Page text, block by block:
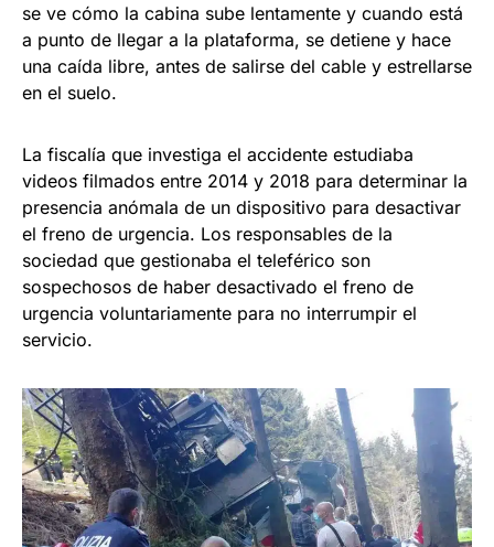
se ve cómo la cabina sube lentamente y cuando está
a punto de llegar a la plataforma, se detiene y hace
una caída libre, antes de salirse del cable y estrellarse
en el suelo.
La fiscalía que investiga el accidente estudiaba
videos filmados entre 2014 y 2018 para determinar la
presencia anómala de un dispositivo para desactivar
el freno de urgencia. Los responsables de la
sociedad que gestionaba el teleférico son
sospechosos de haber desactivado el freno de
urgencia voluntariamente para no interrumpir el
servicio.